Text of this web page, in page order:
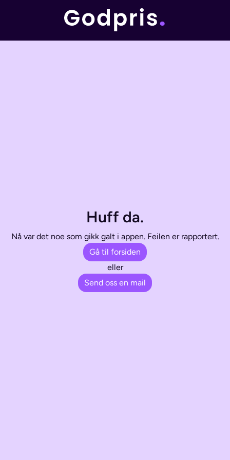
Huff da.
Nå var det noe som gikk galt i appen. Feilen er rapportert.
Gå til forsiden
eller
Send oss en mail